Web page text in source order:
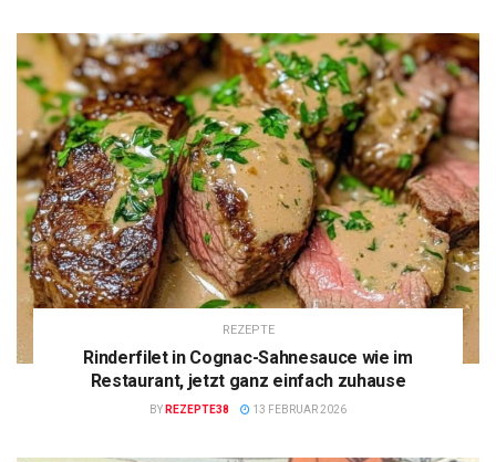
REZEPTE
Rinderfilet in Cognac-Sahnesauce wie im
Restaurant, jetzt ganz einfach zuhause
BY REZEPTE38 13 FEBRUAR 2026